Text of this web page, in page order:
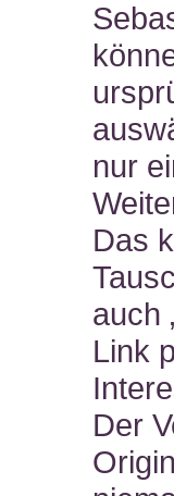
nur
Das
auch
Link
Der